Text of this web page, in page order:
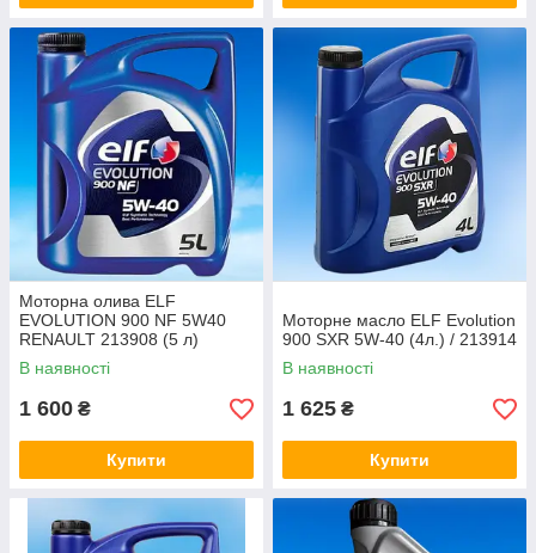
Моторна олива ELF
EVOLUTION 900 NF 5W40
RENAULT 213908 (5 л)
В наявності
1 600 ₴
Купити
Моторне масло ELF Evolution
900 SXR 5W-40 (4л.) / 213914
В наявності
1 625 ₴
Купити